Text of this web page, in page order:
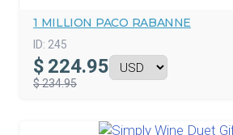
1 MILLION PACO RABANNE
ID: 245
$ 224.95
$ 234.95